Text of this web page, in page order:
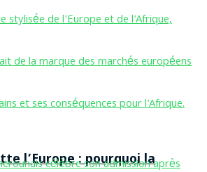
l’Europe : pourquoi la